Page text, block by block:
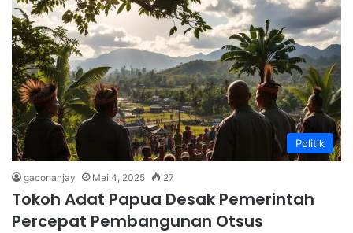
Politik
gacor anjay Mei 4, 2025 27
Tokoh Adat Papua Desak Pemerintah
Percepat Pembangunan Otsus